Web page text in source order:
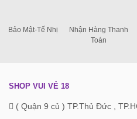
Bảo Mật-Tế Nhị
Nhận Hàng Thanh
Toán
SHOP VUI VẺ 18
( Quận 9 củ ) TP.Thủ Đức ,